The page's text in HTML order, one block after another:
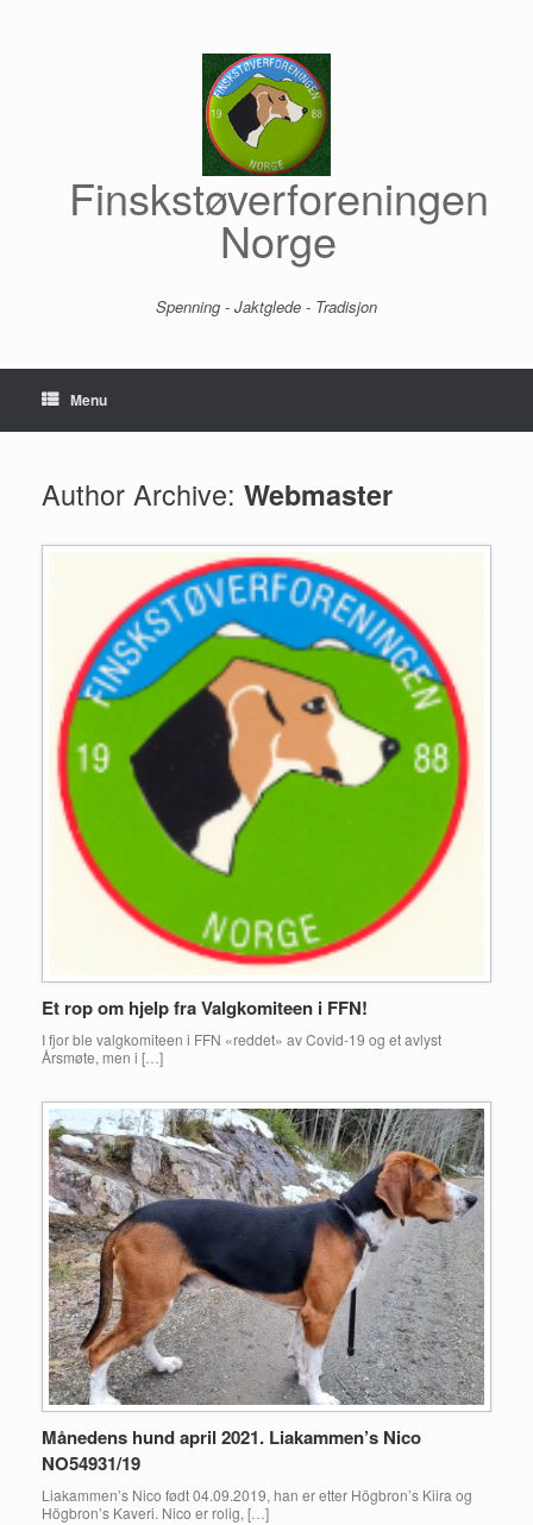
Finskstøverforeningen
Norge
Spenning - Jaktglede - Tradisjon
Menu
Author Archive: Webmaster
Et rop om hjelp fra Valgkomiteen i FFN!
I fjor ble valgkomiteen i FFN «reddet» av Covid-19 og et avlyst
Årsmøte, men i […]
Månedens hund april 2021. Liakammen’s Nico
NO54931/19
Liakammen’s Nico født 04.09.2019, han er etter Högbron’s Kiira og
Högbron’s Kaveri. Nico er rolig, […]